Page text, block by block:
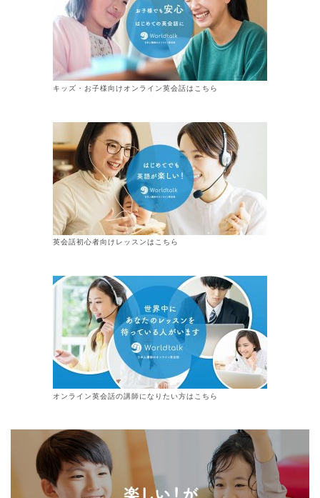
キッズ・お子様向けオンライン英会話はこちら
英会話初心者向けレッスンはこちら
オンライン英会話の講師になりたい方はこちら